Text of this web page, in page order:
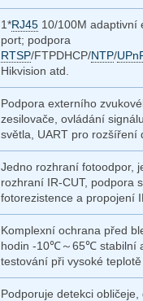
1*RJ45 10/100M adaptivní
port; podpora
RTSP/FTPDHCP/NTP/
Hikvision atd.
Podpora externího
zesilovače, ovládání
světla, UART pro rozšíření
Jedno rozhraní fotoodpor,
rozhraní IR-CUT, podpora
fotorezistence a propojení
Komplexní ochrana před
hodin -10℃～65℃ stabilní
testování při vysoké teplotě
Podporuje detekci obličeje,